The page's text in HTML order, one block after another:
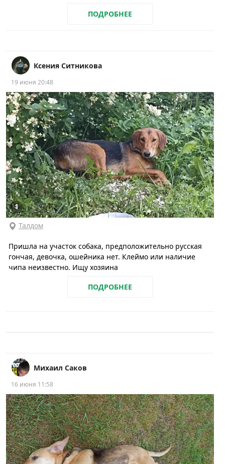
ПОДРОБНЕЕ
Ксения Ситникова
19 июня 20:48
1
Талдом
Пришла на участок собака, предположительно русская
гончая, девочка, ошейника нет. Клеймо или наличие
чипа неизвестно. Ищу хозяина
ПОДРОБНЕЕ
Михаил Саков
16 июня 11:58